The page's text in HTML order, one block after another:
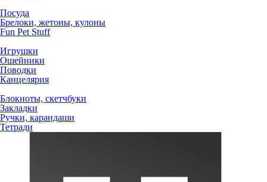
Посуда
Брелоки, жетоны, кулоны
Fun Pet Stuff
Игрушки
Ошейники
Поводки
Канцелярия
Блокноты, скетчбуки
Закладки
Ручки, карандаши
Тетради